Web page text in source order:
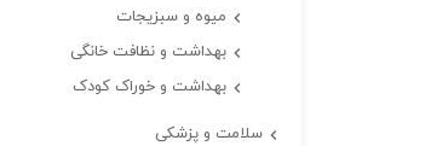
میوه و سبزیجات
بهداشت و نظافت خانگی
بهداشت و خوراک کودک
سلامت و پزشکی